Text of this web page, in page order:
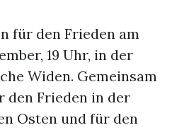
für den Frieden am
19 Uhr, in der
Widen. Gemeinsam
den Frieden in der
Osten und für den